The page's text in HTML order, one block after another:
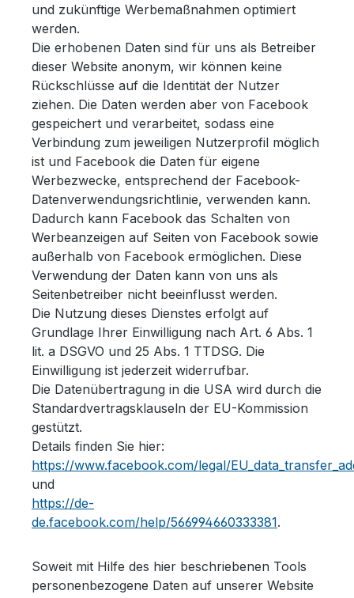
und zukünftige Werbemaßnahmen optimiert
werden.
Die erhobenen Daten sind für uns als Betreiber
dieser Website anonym, wir können keine
Rückschlüsse auf die Identität der Nutzer
ziehen. Die Daten werden aber von Facebook
gespeichert und verarbeitet, sodass eine
Verbindung zum jeweiligen Nutzerprofil möglich
ist und Facebook die Daten für eigene
Werbezwecke, entsprechend der Facebook-
Datenverwendungsrichtlinie, verwenden kann.
Dadurch kann Facebook das Schalten von
Werbeanzeigen auf Seiten von Facebook sowie
außerhalb von Facebook ermöglichen. Diese
Verwendung der Daten kann von uns als
Seitenbetreiber nicht beeinflusst werden.
Die Nutzung dieses Dienstes erfolgt auf
Grundlage Ihrer Einwilligung nach Art. 6 Abs. 1
lit. a DSGVO und 25 Abs. 1 TTDSG. Die
Einwilligung ist jederzeit widerrufbar.
Die Datenübertragung in die USA wird durch die
Standardvertragsklauseln der EU-Kommission
gestützt.
Details finden Sie hier:
https://www.facebook.com/legal/
und
https://de-
de.facebook.com/help/566994660333381.
Soweit mit Hilfe des hier beschriebenen Tools
personenbezogene Daten auf unserer Website